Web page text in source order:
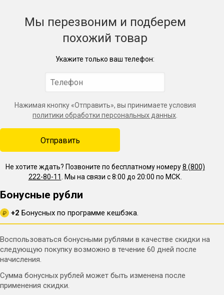
Мы перезвоним и подберем
похожий товар
Укажите только ваш телефон:
Нажимая кнопку «Отправить», вы принимаете условия
политики обработки персональных данных.
Не хотите ждать? Позвоните по бесплатному номеру8 (800)
222-80-11. Мы на связи с 8:00 до 20:00 по МСК.
Бонусные рубли
₽ +2 Бонусных по программе кешбэка.
Воспользоваться бонусными рублями в качестве скидки на
следующую покупку возможно в течение 60 дней после
начисления.
Сумма бонусных рублей может быть изменена после
применения скидки.